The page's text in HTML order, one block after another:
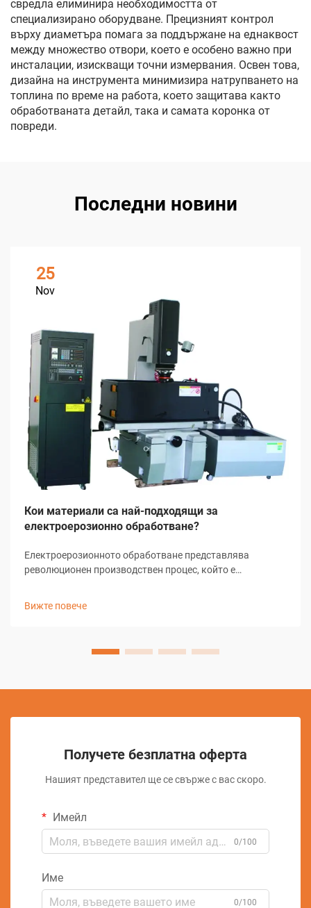
свредла елиминира необходимостта от
специализирано оборудване. Прецизният контрол
върху диаметъра помага за поддържане на еднаквост
между множество отвори, което е особено важно при
инсталации, изискващи точни измервания. Освен това,
дизайна на инструмента минимизира натрупването на
топлина по време на работа, което защитава както
обработваната детайл, така и самата коронка от
повреди.
Последни новини
25
Nov
Кои материали са най-подходящи за
електроерозионно обработване?
Електроерозионното обработване представлява
революционен производствен процес, който е
Вижте повече
Получете безплатна оферта
Нашият представител ще се свърже с вас скоро.
Имейл
0/100
Име
0/100